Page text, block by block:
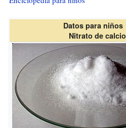
Datos para niños
Nitrato de calcio